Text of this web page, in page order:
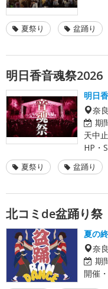
夏祭り 盆踊り
明日香音魂祭2026
明日
奈
期
天中
HP・
夏祭り 盆踊り
北コミde盆踊り祭
夏の
奈
期
開催